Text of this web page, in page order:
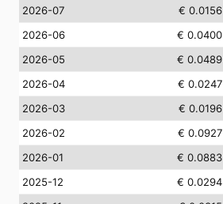
2026-07
€ 0.0156
2026-06
€ 0.0400
2026-05
€ 0.0489
2026-04
€ 0.0247
2026-03
€ 0.0196
2026-02
€ 0.0927
2026-01
€ 0.0883
2025-12
€ 0.0294